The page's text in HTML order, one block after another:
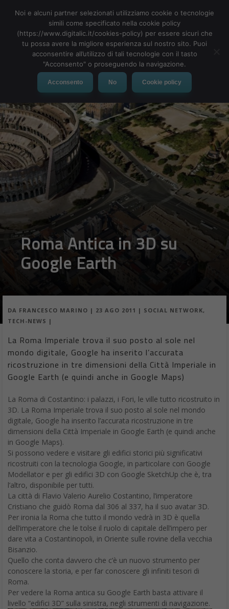
MENU
Roma Antica in 3D su
Google Earth
DA FRANCESCO MARINO | 23 AGO 2011 | SOCIAL NETWORK,
TECH-NEWS |
La Roma Imperiale trova il suo posto al sole nel
mondo digitale, Google ha inserito l’accurata
ricostruzione in tre dimensioni della Città Imperiale in
Google Earth (e quindi anche in Google Maps)
La Roma di Costantino: i palazzi, i Fori, le ville tutto ricostruito in
3D. La Roma Imperiale trova il suo posto al sole nel mondo
digitale, Google ha inserito l’accurata ricostruzione in tre
dimensioni della Città Imperiale in Google Earth (e quindi anche
in Google Maps).
Si possono vedere e visitare gli edifici storici più significativi
ricostruiti con la tecnologia Google, in particolare con Google
Modellator e per gli edifici 3D con Google SketchUp che è, tra
l’altro, disponibile per tutti.
La città di Flavio Valerio Aurelio Costantino, l’imperatore
Cristiano che guidò Roma dal 306 al 337, ha il suo avatar 3D.
Per ironia la Roma che tutto il mondo vedrà in 3D è quella
dell’imperatore che le tolse il ruolo di capitale dell’impero per
dare vita a Costantinopoli, in Oriente sulle rovine della vecchia
Bisanzio.
Quello che conta davvero che c’è un nuovo strumento per
conoscere la storia, e per far conoscere gli infiniti tesori di
Roma.
Per vedere la Roma antica su Google Earth basta attivare il
livello “edifici 3D” sulla sinistra, negli strumenti di navigazione.
Noi e alcuni partner selezionati utilizziamo cookie o tecnologie
simili come specificato nella cookie policy
(https://www.digitalic.it/cookies-policy) per essere sicuri che
tu possa avere la migliore esperienza sul nostro sito. Puoi
acconsentire all’utilizzo di tali tecnologie con il tasto
"Acconsento" o proseguendo la navigazione.
Acconsento No Cookie policy